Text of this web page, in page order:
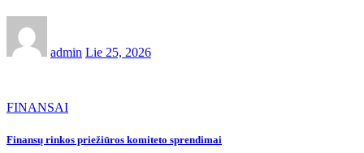
admin Lie 25, 2026
FINANSAI
Finansų rinkos priežiūros komiteto sprendimai